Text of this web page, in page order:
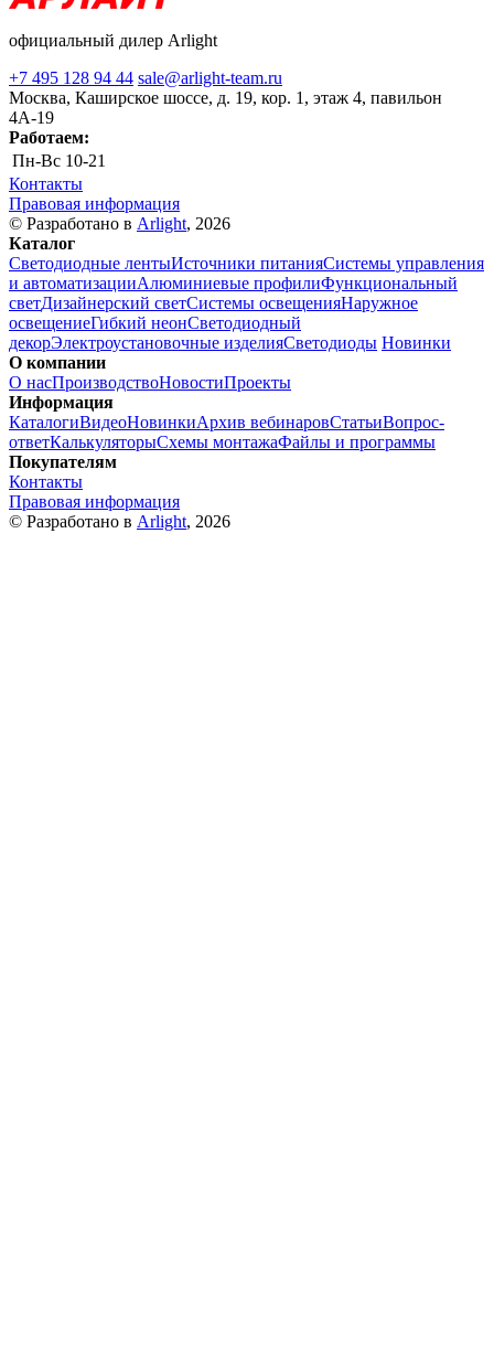
официальный дилер Arlight
+7 495 128 94 44 sale@arlight-team.ru
Москва, Каширское шоссе, д. 19, кор. 1, этаж 4, павильон
4А-19
Работаем:
Пн-Вс 10-21
Контакты
Правовая информация
© Разработано в Arlight, 2026
Каталог
Светодиодные лентыИсточники питанияСистемы управления
и автоматизацииАлюминиевые профилиФункциональный
светДизайнерский светСистемы освещенияНаружное
освещениеГибкий неонСветодиодный
декорЭлектроустановочные изделияСветодиоды Новинки
О компании
О насПроизводствоНовостиПроекты
Информация
КаталогиВидеоНовинкиАрхив вебинаровСтатьиВопрос-
ответКалькуляторыСхемы монтажаФайлы и программы
Покупателям
Контакты
Правовая информация
© Разработано в Arlight, 2026